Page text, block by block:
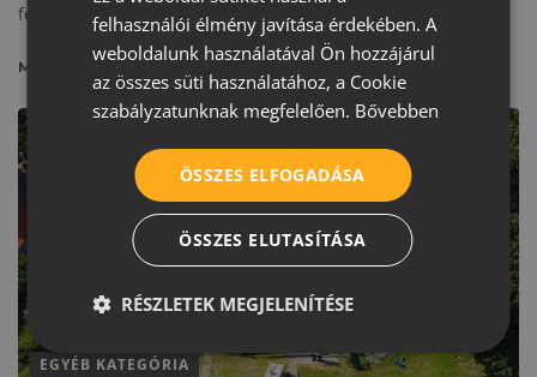
feltérképezni a kínálatot, megismerni a lehetőségeket, hogy
MEGNÉZEM
EGYÉB KATEGÓRIA
ROMANIAN
SERBIAN
felhasználói élmény javítása érdekében. A
weboldalunk használatával Ön hozzájárul
az összes süti használatához, a Cookie
szabályzatunknak megfelelően. Bővebben
ÖSSZES ELFOGADÁSA
ÖSSZES ELUTASÍTÁSA
RÉSZLETEK MEGJELENÍTÉSE